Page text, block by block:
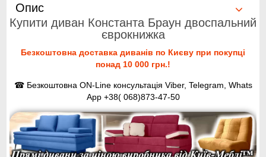
Опис
Купити диван Константа Браун двоспальний
єврокнижка
Безкоштовна доставка диванів по Києву при покупці
понад 10 000 грн.!
☎ Безкоштовна ON-Line консультація Viber, Telegram, Whats
App +38( 068)873-47-50